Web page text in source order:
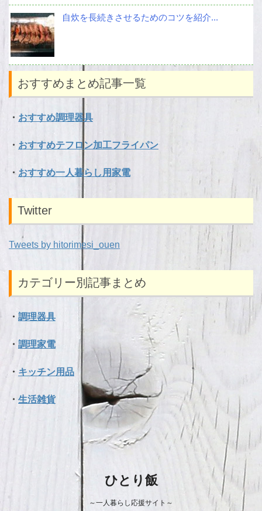
自炊を長続きさせるためのコツを紹介...
おすすめまとめ記事一覧
・ おすすめ調理器具
・ おすすめテフロン加工フライパン
・ おすすめ一人暮らし用家電
Twitter
Tweets by hitorimesi_ouen
カテゴリー別記事まとめ
・ 調理器具
・ 調理家電
・ キッチン用品
・ 生活雑貨
ひとり飯
～一人暮らし応援サイト～